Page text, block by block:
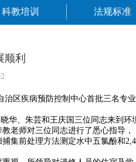
科教培训 法规标准
利
区疾病预防控制中心首批三名专业
华、朱芸和王庆国三位同志来到环
老师对三位同志进行了悉心指导，
集前处理方法测定水中五氯酚和